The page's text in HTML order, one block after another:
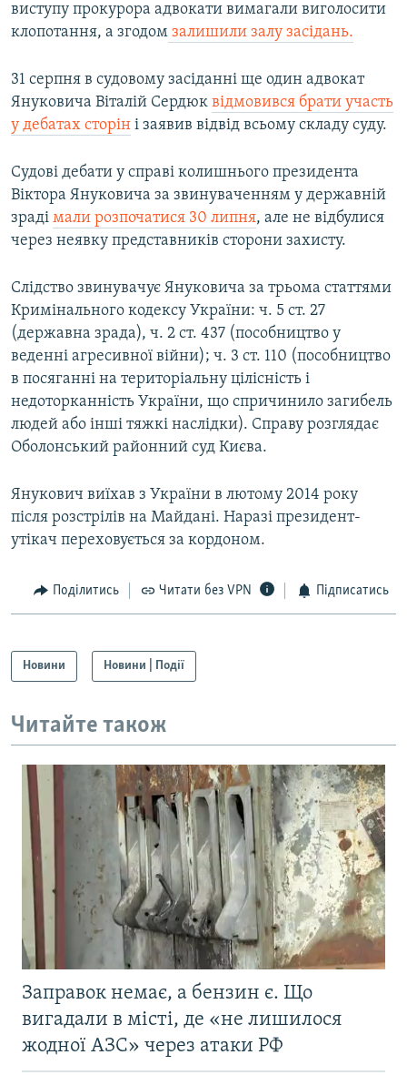
виступу прокурора адвокати вимагали виголосити
клопотання, а згодом залишили залу засідань.
31 серпня в судовому засіданні ще один адвокат
Януковича Віталій Сердюк відмовився брати участь
у дебатах сторін і заявив відвід всьому складу суду.
Судові дебати у справі колишнього президента
Віктора Януковича за звинуваченням у державній
зраді мали розпочатися 30 липня, але не відбулися
через неявку представників сторони захисту.
Слідство звинувачує Януковича за трьома статтями
Кримінального кодексу України: ч. 5 ст. 27
(державна зрада), ч. 2 ст. 437 (пособництво у
веденні агресивної війни); ч. 3 ст. 110 (пособництво
в посяганні на територіальну цілісність і
недоторканність України, що спричинило загибель
людей або інші тяжкі наслідки). Справу розглядає
Оболонський районний суд Києва.
Янукович виїхав з України в лютому 2014 року
після розстрілів на Майдані. Наразі президент-
утікач переховується за кордоном.
Поділитись Читати без VPN Підписатись
Новини Новини | Події
Читайте також
Заправок немає, а бензин є. Що
вигадали в місті, де «не лишилося
жодної АЗС» через атаки РФ